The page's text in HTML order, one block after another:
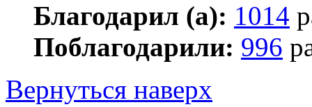
Благодарил (а): 1014
Поблагодарили: 996
Вернуться наверх